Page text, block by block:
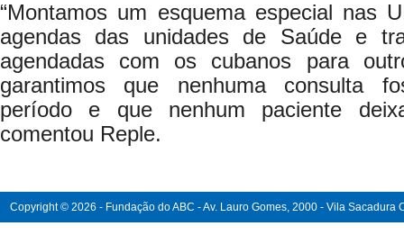
“Montamos um esquema especial nas
agendas das unidades de Saúde e
agendadas com os cubanos para
garantimos que nenhuma consulta
período e que nenhum paciente
comentou Reple.
Copyright © 2026 - Fundação do ABC - Av. Lauro Gomes, 2000 - Vila